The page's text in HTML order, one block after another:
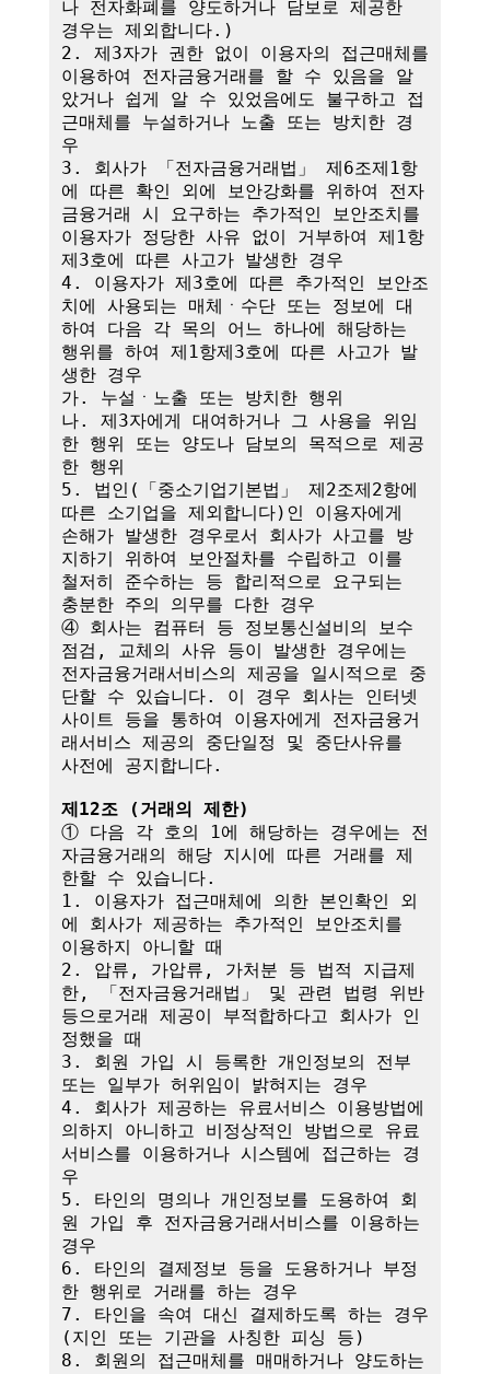
나 전자화폐를 양도하거나 담보로 제공한
경우는 제외합니다.)
2. 제3자가 권한 없이 이용자의 접근매체를
이용하여 전자금융거래를 할 수 있음을 알
았거나 쉽게 알 수 있었음에도 불구하고 접
근매체를 누설하거나 노출 또는 방치한 경
우
3. 회사가 「전자금융거래법」 제6조제1항
에 따른 확인 외에 보안강화를 위하여 전자
금융거래 시 요구하는 추가적인 보안조치를
이용자가 정당한 사유 없이 거부하여 제1항
제3호에 따른 사고가 발생한 경우
4. 이용자가 제3호에 따른 추가적인 보안조
치에 사용되는 매체ㆍ수단 또는 정보에 대
하여 다음 각 목의 어느 하나에 해당하는
행위를 하여 제1항제3호에 따른 사고가 발
생한 경우
가. 누설ㆍ노출 또는 방치한 행위
나. 제3자에게 대여하거나 그 사용을 위임
한 행위 또는 양도나 담보의 목적으로 제공
한 행위
5. 법인(「중소기업기본법」 제2조제2항에
따른 소기업을 제외합니다)인 이용자에게
손해가 발생한 경우로서 회사가 사고를 방
지하기 위하여 보안절차를 수립하고 이를
철저히 준수하는 등 합리적으로 요구되는
충분한 주의 의무를 다한 경우
④ 회사는 컴퓨터 등 정보통신설비의 보수
점검, 교체의 사유 등이 발생한 경우에는
전자금융거래서비스의 제공을 일시적으로 중
단할 수 있습니다. 이 경우 회사는 인터넷
사이트 등을 통하여 이용자에게 전자금융거
래서비스 제공의 중단일정 및 중단사유를
사전에 공지합니다.
제12조 (거래의 제한)
① 다음 각 호의 1에 해당하는 경우에는 전
자금융거래의 해당 지시에 따른 거래를 제
한할 수 있습니다.
1. 이용자가 접근매체에 의한 본인확인 외
에 회사가 제공하는 추가적인 보안조치를
이용하지 아니할 때
2. 압류, 가압류, 가처분 등 법적 지급제
한, 「전자금융거래법」 및 관련 법령 위반
등으로거래 제공이 부적합하다고 회사가 인
정했을 때
3. 회원 가입 시 등록한 개인정보의 전부
또는 일부가 허위임이 밝혀지는 경우
4. 회사가 제공하는 유료서비스 이용방법에
의하지 아니하고 비정상적인 방법으로 유료
서비스를 이용하거나 시스템에 접근하는 경
우
5. 타인의 명의나 개인정보를 도용하여 회
원 가입 후 전자금융거래서비스를 이용하는
경우
6. 타인의 결제정보 등을 도용하거나 부정
한 행위로 거래를 하는 경우
7. 타인을 속여 대신 결제하도록 하는 경우
(지인 또는 기관을 사칭한 피싱 등)
8. 회원의 접근매체를 매매하거나 양도하는